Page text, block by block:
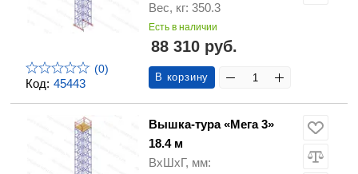
Код: 45443
(0)
Вес, кг: 350.3
Есть в наличии
88 310 руб.
В корзину
Вышка-тура «Мега 3»
18.4 м
ВхШхГ, мм: